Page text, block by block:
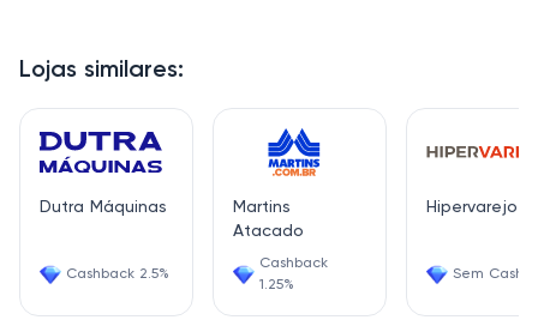
Lojas similares:
Dutra Máquinas
Cashback 2.5%
Martins
Atacado
Cashback
1.25%
Hipervarejo
Sem